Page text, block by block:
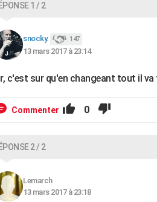
1 / 2
snocky. 147
13 mars 2017 à 23:14
c'est sur qu'en changeant tout il
Commenter 0
2 / 2
Lemarch
13 mars 2017 à 23:18